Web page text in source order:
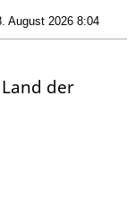
August 2026 8:04
der